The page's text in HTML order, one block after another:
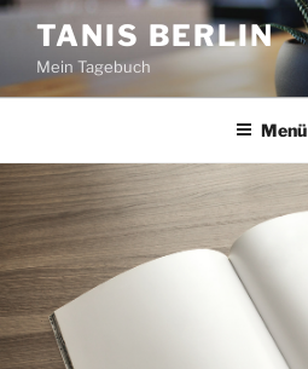
Zum
Inhalt
springen
TANIS BERLIN
Mein Tagebuch
Menü